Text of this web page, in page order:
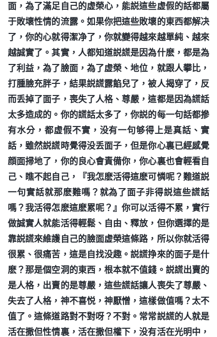
面，為了滿足自己的虚榮心，能説這些虚假的話都屬
于敗壞性情的流露。如果你把這些敗壞的東西都解决
了，你的心就得潔净了，你就變得越來越單純、越來
越誠實了。其實，人都知道説謊是因為什麽，都是為
了利益，為了臉面，為了虚榮、地位，就跟人攀比，
打腫臉充胖子，結果説謊露餡兒了，被人揭穿了，反
而丢掉了面子，喪失了人格、尊嚴，這都是因為謊話
太多造成的。你的謊話太多了，你説的每一句話都摻
有水分，都虚假不實，没有一句够得上是真話、實
話，雖然説謊時覺得没丢面子，但是你心裏已經感覺
顔面掃地了，你的良心會責備你，你心裏也會輕看自
己、瞧不起自己，『我怎麽活得這麽可憐呢？難道説
一句實話就那麽難嗎？就為了面子非得説這些謊話
嗎？我活得怎麽這麽累呢？』你可以活得不累，實行
做誠實人就能活得輕鬆、自由、釋放，但你選擇的是
靠説謊來維護自己的臉面虚榮這條路，所以你就活得
很累、很痛苦，這是自找没趣。説謊挣來的面子是什
麽？那是個空洞的東西，根本就不值錢。説謊出賣的
是人格，出賣的是尊嚴，這些謊話讓人喪失了尊嚴、
失去了人格，神不喜悦，神厭憎，這樣做值嗎？太不
值了。這條道路對不對呀？不對。常常説謊的人就是
活在撒但性情裏，活在撒但權下，没有活在光明中，